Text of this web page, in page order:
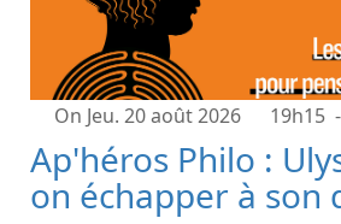
On Jeu. 20 août 2026 19h15
Ap'héros Philo :
on échapper à son